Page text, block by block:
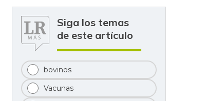
Siga los temas
de este artículo
bovinos
Vacunas